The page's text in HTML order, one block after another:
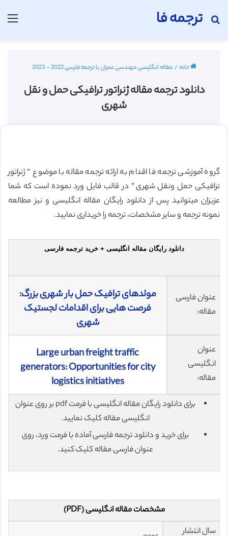
ترجمه فا
جستجو برای
خانه/مقاله انگلیسی مهندسی عمران با ترجمه فارسی 2022 - 2023
دانلود ترجمه مقاله ژنراتور ترافیکی حمل و نقل
شهری
گروه آموزشی ترجمه فا اقدام به ارائه ترجمه مقاله با موضوع ” ژنراتور
ترافیکی حمل ونقل شهری ” در قالب فایل ورد نموده است که شما
عزیزان میتوانید پس از دانلود رایگان مقاله انگلیسی و نیز مطالعه
نمونه ترجمه و سایر مشخصات، ترجمه را خریداری نمایید.
دانلود رایگان مقاله انگلیسی + خرید ترجمه فارسی
عنوان فارسی
مقاله:
مولدهای ترافیک حمل بار شهری بزرگ:
فرصت ‌هایی برای اقدامات لجستیک
شهری
عنوان
انگلیسی
مقاله:
Large urban freight traffic
generators: Opportunities for city
logistics initiatives
برای دانلود رایگان مقاله انگلیسی با فرمت pdf بر روی عنوان
انگلیسی مقاله کلیک نمایید.
برای خرید و دانلود ترجمه فارسی آماده با فرمت ورد، روی
عنوان فارسی مقاله کلیک کنید.
مشخصات مقاله انگلیسی (PDF)
سال انتشار